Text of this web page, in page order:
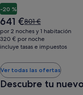
-20 %
El
precio
actual
es
641 €
641 €El
precio
era
de
consulta
más
información
801 €
por 2 noches y 1 habitación
320 € por noche
incluye tasas e impuestos
Ver todas las ofertas
Descubre tu